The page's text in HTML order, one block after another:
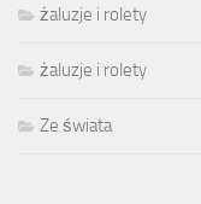
żaluzje i rolety
żaluzje i rolety
Ze świata